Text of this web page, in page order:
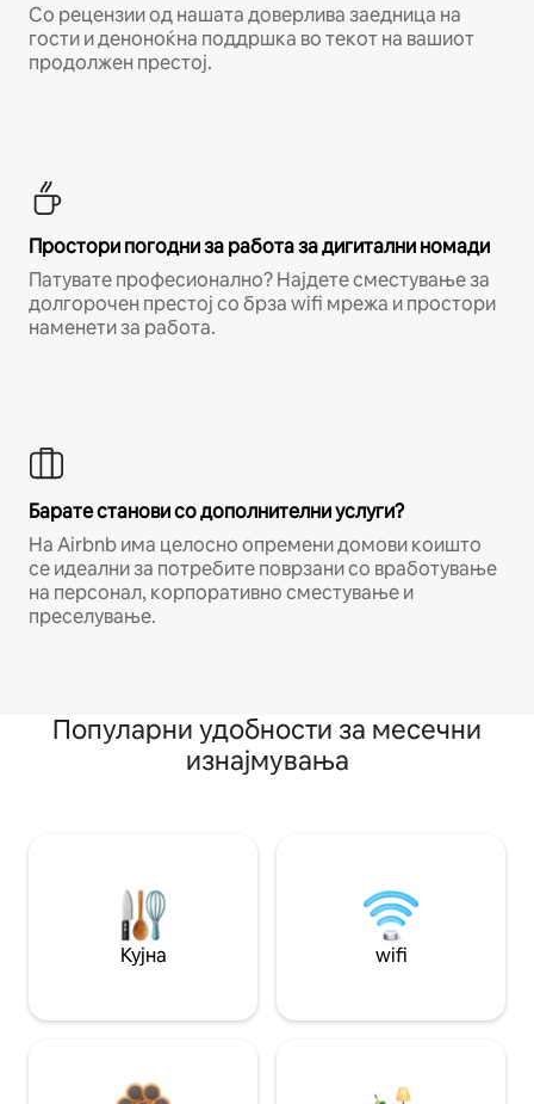
Со рецензии од нашата доверлива заедница на
гости и деноноќна поддршка во текот на вашиот
продолжен престој.
Простори погодни за работа за дигитални номади
Патувате професионално? Најдете сместување за
долгорочен престој со брза wifi мрежа и простори
наменети за работа.
Барате станови со дополнителни услуги?
На Airbnb има целосно опремени домови коишто
се идеални за потребите поврзани со вработување
на персонал, корпоративно сместување и
преселување.
Популарни удобности за месечни
изнајмувања
Кујна wifi